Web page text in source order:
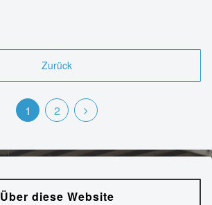
Zurück
1 2
Über diese Website